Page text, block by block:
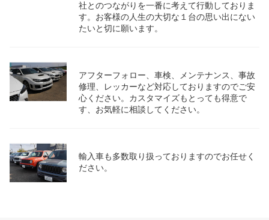
社とのつながりを一番に考えて行動しておりま
す。お客様の人生の大切な１台の思い出にない
たいと切に願います。
アフターフォロー、車検、メンテナンス、事故
修理、レッカーなど対応しておりますのでご安
心ください。カスタマイズもとっても得意で
す、お気軽に相談してください。
輸入車も多数取り扱っておりますのでお任せく
ださい。